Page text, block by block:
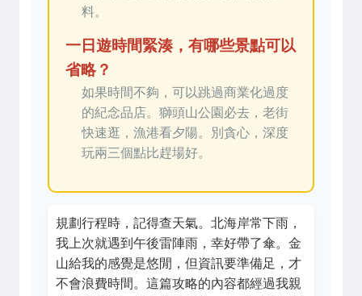
料。
一日遊時間緊湊，有哪些景點可以
省略？
如果時間不夠，可以跳過商業化過度
的紀念品店。獅頭山公園必去，老街
快速逛，漁港看夕陽。別貪心，深度
玩兩三個點比趕場好。
規劃行程時，記得查天氣。北海岸常下雨，
我上次就遇到午後雷陣雨，幸好帶了傘。金
山給我的感覺是悠閒，但資訊要準備足，才
不會浪費時間。這篇攻略的內容都經過我親